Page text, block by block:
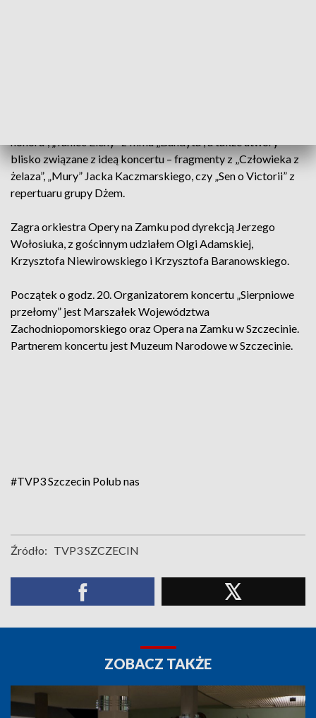
honoru”, „Taniec Eleny” z filmu „Bandyta”, a także utwory
blisko związane z ideą koncertu – fragmenty z „Człowieka z
żelaza”, „Mury” Jacka Kaczmarskiego, czy „Sen o Victorii” z
repertuaru grupy Dżem.
Zagra orkiestra Opery na Zamku pod dyrekcją Jerzego
Wołosiuka, z gościnnym udziałem Olgi Adamskiej,
Krzysztofa Niewirowskiego i Krzysztofa Baranowskiego.
Początek o godz. 20. Organizatorem koncertu „Sierpniowe
przełomy” jest Marszałek Województwa
Zachodniopomorskiego oraz Opera na Zamku w Szczecinie.
Partnerem koncertu jest Muzeum Narodowe w Szczecinie.
#TVP3 Szczecin Polub nas
Źródło: TVP3 SZCZECIN
ZOBACZ TAKŻE